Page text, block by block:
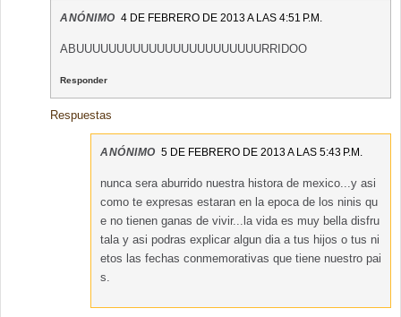
ANÓNIMO 4 DE FEBRERO DE 2013 A LAS 4:51 P.M.
ABUUUUUUUUUUUUUUUUUUUUUUURRIDOO
Responder
Respuestas
ANÓNIMO 5 DE FEBRERO DE 2013 A LAS 5:43 P.M.
nunca sera aburrido nuestra histora de mexico...y asi
como te expresas estaran en la epoca de los ninis qu
e no tienen ganas de vivir...la vida es muy bella disfru
tala y asi podras explicar algun dia a tus hijos o tus ni
etos las fechas conmemorativas que tiene nuestro pai
s.